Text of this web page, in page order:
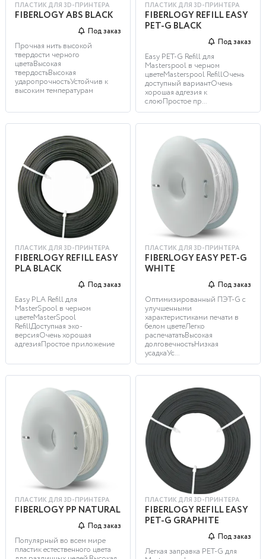
ПЛАСТИК ДЛЯ 3D-ПРИНТЕРА
FIBERLOGY ABS BLACK
Под заказ
Прочная нить высокой
твердости черного
цветаВысокая
твердостьВысокая
ударопрочностьУстойчив к
высоким температурам
ПЛАСТИК ДЛЯ 3D-ПРИНТЕРА
FIBERLOGY REFILL EASY
PET-G BLACK
Под заказ
Easy PET-G Refill для
Masterspool в черном
цветеMasterspool RefillОчень
доступный вариантОчень
хорошая адгезия к
слоюПростое пр...
ПЛАСТИК ДЛЯ 3D-ПРИНТЕРА
FIBERLOGY REFILL EASY
PLA BLACK
Под заказ
Easy PLA Refill для
MasterSpool в черном
цветеMasterSpool
RefillДоступная эко-
версияОчень хорошая
адгезияПростое приложение
ПЛАСТИК ДЛЯ 3D-ПРИНТЕРА
FIBERLOGY EASY PET-G
WHITE
Под заказ
Оптимизированный ПЭТ-G с
улучшенными
характеристиками печати в
белом цветеЛегко
распечататьВысокая
долговечностьНизкая
усадкаУс...
ПЛАСТИК ДЛЯ 3D-ПРИНТЕРА
FIBERLOGY PP NATURAL
Под заказ
Популярный во всем мире
пластик естественного цвета
ПЛАСТИК ДЛЯ 3D-ПРИНТЕРА
FIBERLOGY REFILL EASY
PET-G GRAPHITE
Под заказ
Легкая заправка PET-G для